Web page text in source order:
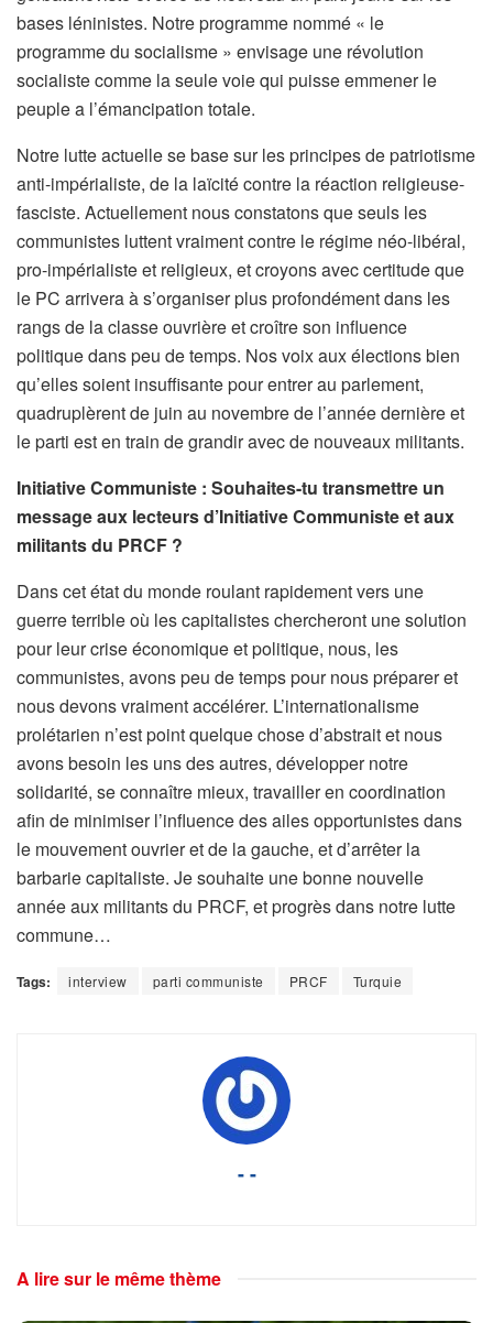
bases léninistes. Notre programme nommé « le
programme du socialisme » envisage une révolution
socialiste comme la seule voie qui puisse emmener le
peuple a l’émancipation totale.
Notre lutte actuelle se base sur les principes de patriotisme
anti-impérialiste, de la laïcité contre la réaction religieuse-
fasciste. Actuellement nous constatons que seuls les
communistes luttent vraiment contre le régime néo-libéral,
pro-impérialiste et religieux, et croyons avec certitude que
le PC arrivera à s’organiser plus profondément dans les
rangs de la classe ouvrière et croître son influence
politique dans peu de temps. Nos voix aux élections bien
qu’elles soient insuffisante pour entrer au parlement,
quadruplèrent de juin au novembre de l’année dernière et
le parti est en train de grandir avec de nouveaux militants.
Initiative Communiste : Souhaites-tu transmettre un
message aux lecteurs d’Initiative Communiste et aux
militants du PRCF ?
Dans cet état du monde roulant rapidement vers une
guerre terrible où les capitalistes chercheront une solution
pour leur crise économique et politique, nous, les
communistes, avons peu de temps pour nous préparer et
nous devons vraiment accélérer. L’internationalisme
prolétarien n’est point quelque chose d’abstrait et nous
avons besoin les uns des autres, développer notre
solidarité, se connaître mieux, travailler en coordination
afin de minimiser l’influence des ailes opportunistes dans
le mouvement ouvrier et de la gauche, et d’arrêter la
barbarie capitaliste. Je souhaite une bonne nouvelle
année aux militants du PRCF, et progrès dans notre lutte
commune…
Tags: interview parti communiste PRCF Turquie
- -
A lire sur le même thème